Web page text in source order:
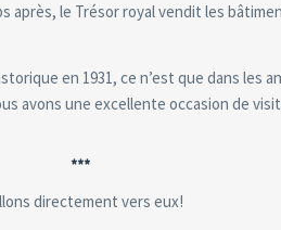
après, le Trésor royal vendit les
en 1931, ce n’est que dans les
avons une excellente occasion de
***
directement vers eux!